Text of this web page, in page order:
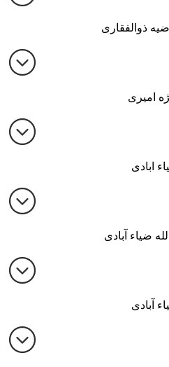
ذوالفقاری
امیری
ابادی
ضیاء آبادی
آبادی